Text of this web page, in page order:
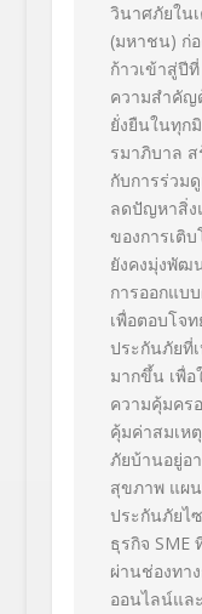
วินาศภัยใน
(มหาชน) ก่
ก้าวเข้าสู่ปีที่
ความสำคัญ
ยั่งยืนในทุก
รมาภิบาล
กับการร่วม
ลดปัญหาสิ่ง
ของการเติ
ยังคงมุ่งพัฒ
การออกแ
เพื่อตอบโจ
ประกันภัยที่
มากขึ้น เพื่อ
ความคุ้มคร
คุ้มค่าสมเห
ภัยบ้านอยู่อ
สุขภาพ แผ
ประกันภัยไ
ธุรกิจ SME
ผ่านช่องทา
ออนไลน์แล